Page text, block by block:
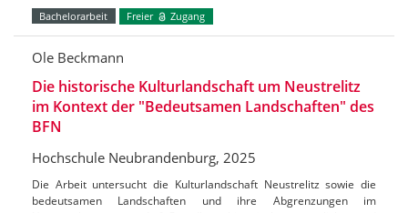
Bachelorarbeit Freier Zugang
Ole Beckmann
Die historische Kulturlandschaft um Neustrelitz
im Kontext der "Bedeutsamen Landschaften" des
BFN
Hochschule Neubrandenburg, 2025
Die Arbeit untersucht die Kulturlandschaft Neustrelitz sowie die
bedeutsamen Landschaften und ihre Abgrenzungen im